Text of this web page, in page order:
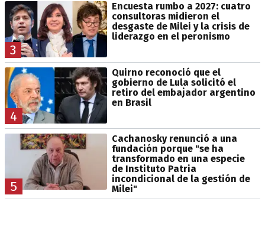
3
Encuesta rumbo a 2027: cuatro
consultoras midieron el
desgaste de Milei y la crisis de
liderazgo en el peronismo
4
Quirno reconoció que el
gobierno de Lula solicitó el
retiro del embajador argentino
en Brasil
5
Cachanosky renunció a una
fundación porque "se ha
transformado en una especie
de Instituto Patria
incondicional de la gestión de
Milei"